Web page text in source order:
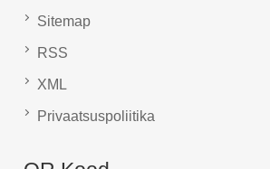
Sitemap
RSS
XML
Privaatsuspoliitika